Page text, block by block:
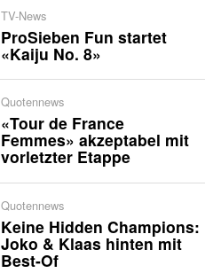
TV-News
ProSieben Fun startet
«Kaiju No. 8»
Quotennews
«Tour de France
Femmes» akzeptabel mit
vorletzter Etappe
Quotennews
Keine Hidden Champions:
Joko & Klaas hinten mit
Best-Of